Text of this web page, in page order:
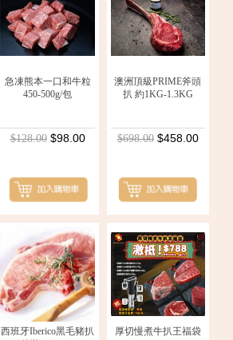
急凍熊本一口和牛粒
450-500g/包
$128.00 $98.00
澳洲頂級PRIME斧頭
扒 約1KG-1.3KG
$698.00 $458.00
西班牙Iberico黑毛豬扒
厚切慢煮牛扒王福袋